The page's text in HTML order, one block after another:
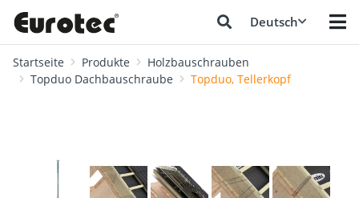
Deutsch
Startseite Produkte
Holzbauschrauben
Topduo Dachbauschraube
Topduo, Tellerkopf